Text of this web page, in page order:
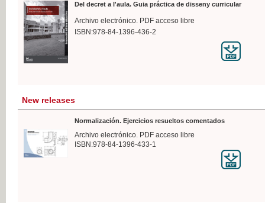
Del decret a l'aula. Guia práctica de disseny curricular
Archivo electrónico. PDF acceso libre
ISBN:978-84-1396-436-2
New releases
Normalización. Ejercicios resueltos comentados
Archivo electrónico. PDF acceso libre
ISBN:978-84-1396-433-1